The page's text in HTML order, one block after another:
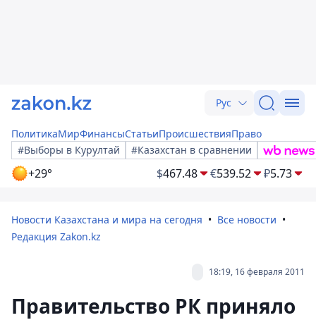
Рус
ПолитикаМирФинансыСтатьиПроисшествияПраво
#Выборы в Курултай
#Казахстан в сравнении
+29° $467.48 €539.52 ₽5.73
Новости Казахстана и мира на сегодня
Все новости
Редакция Zakon.kz
18:19, 16 февраля 2011
Правительство РК приняло